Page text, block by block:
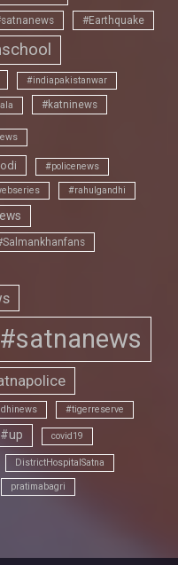
#Earthquake
#indiapakistanwar
#katninews
#policenews
#rahulgandhi
#satnanews
#tigerreserve
covid19
DistrictHospitalSatna
pratimabagri